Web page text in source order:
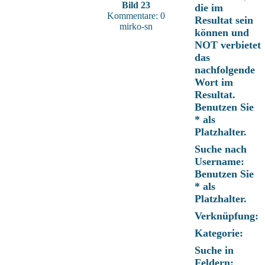
Bild 23
Kommentare: 0
mirko-sn
die im
Resultat sein
können und
NOT verbietet
das
nachfolgende
Wort im
Resultat.
Benutzen Sie
* als
Platzhalter.
Suche nach
Username:
Benutzen Sie
* als
Platzhalter.
Verknüpfung:
Kategorie:
Suche in
Feldern: